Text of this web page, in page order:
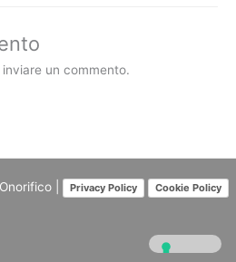
inviare un commento.
| Privacy Policy Cookie Policy